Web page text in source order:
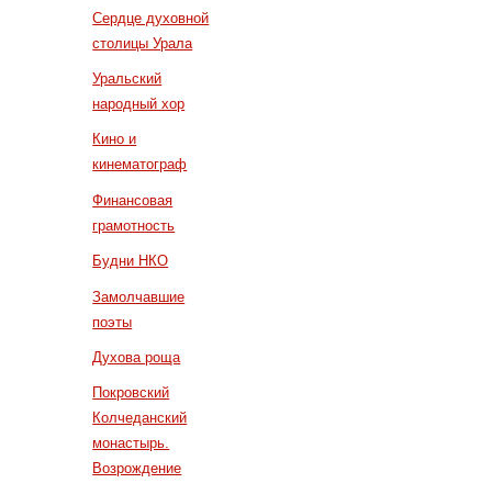
Сердце духовной
столицы Урала
Уральский
народный хор
Кино и
кинематограф
Финансовая
грамотность
Будни НКО
Замолчавшие
поэты
Духова роща
Покровский
Колчеданский
монастырь.
Возрождение